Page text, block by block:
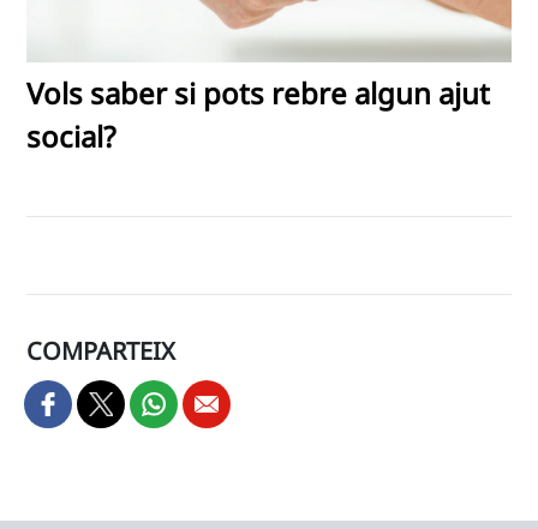
Vols saber si pots rebre algun ajut
social?
COMPARTEIX